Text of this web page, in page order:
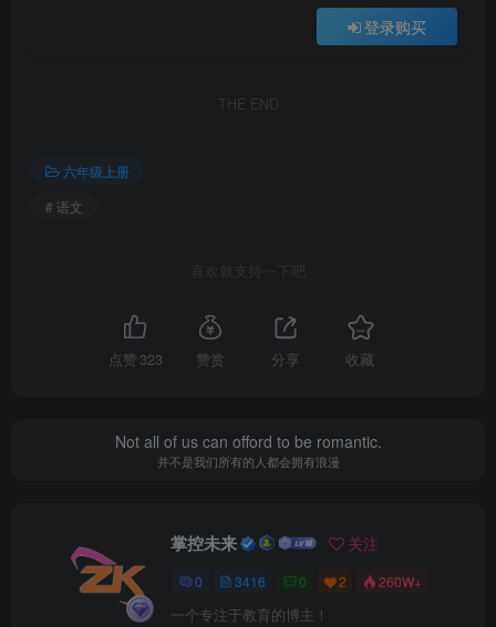
登录购买
THE END
六年级上册
# 语文
喜欢就支持一下吧
点赞 323 赞赏 分享 收藏
Not all of us can offord to be romantic.
并不是我们所有的人都会拥有浪漫
掌控未来 关注
0 3416 0 2 260W+
一个专注于教育的博主！